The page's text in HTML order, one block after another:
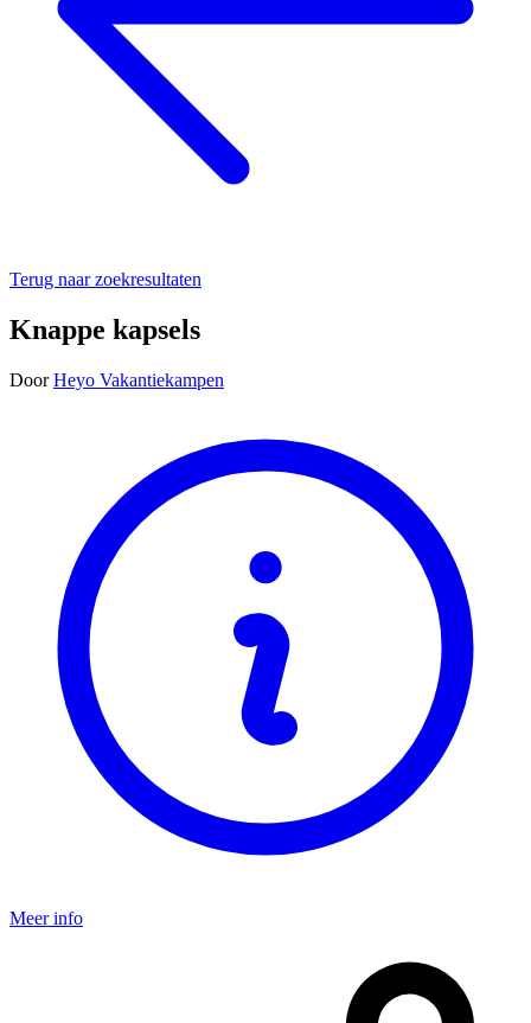
Terug naar zoekresultaten
Knappe kapsels
Door Heyo Vakantiekampen
Meer info